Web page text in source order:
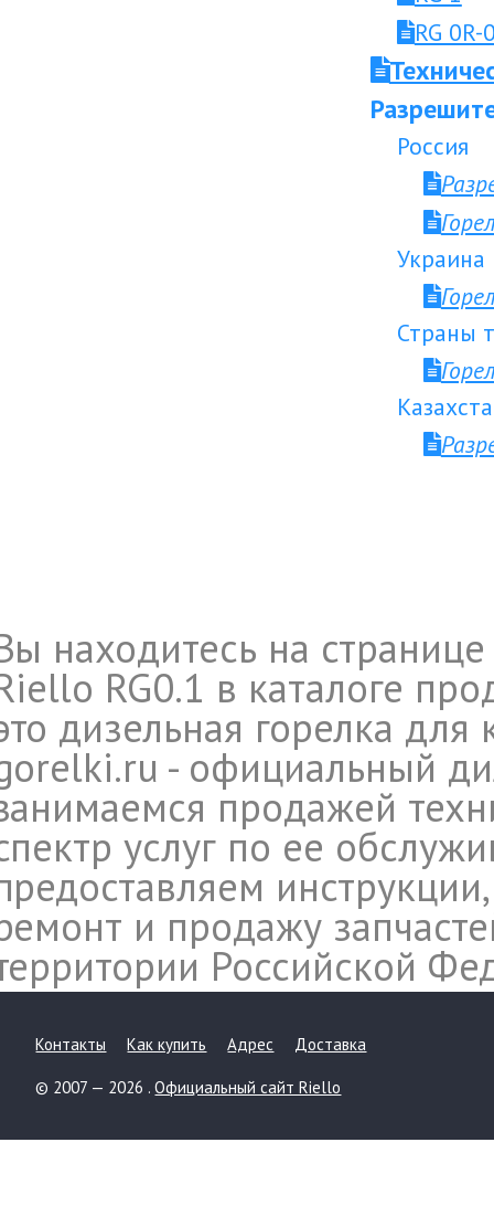
RG 0R-
Россия
Украина
Страны
находитесь на
RG0.1 в каталоге
дизельная горелка
- официальный
продажей
услуг по ее
и продажу
Российской
Контакты Как купить Адрес Доставка
© 2007 — 2026 .Официальный сайт Riello